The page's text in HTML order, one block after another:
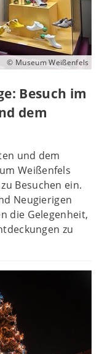
© Museum Weißenfels
Besuch im
dem
und dem
Weißenfels
Besuchen ein.
Neugierigen
die Gelegenheit,
zu